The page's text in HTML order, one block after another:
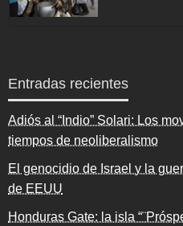
Entradas recientes
Adiós al “Indio” Solari: Los
tiempos de neoliberalismo
El genocidio de Israel y la
de EEUU
Honduras Gate: la isla